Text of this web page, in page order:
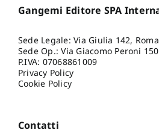
Gangemi Editore SPA
Sede Legale: Via Giulia 142, Roma
Sede Op.: Via Giacomo Peroni
P.IVA: 07068861009
Privacy Policy
Cookie Policy
Contatti